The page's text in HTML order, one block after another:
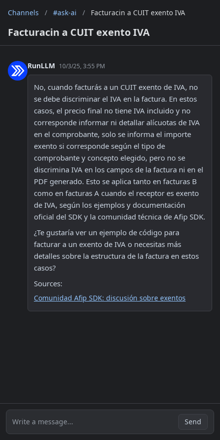
Channels / #ask-ai / Facturacin a CUIT exento IVA
Facturacin a CUIT exento IVA
RunLLM 10/3/25, 3:55 PM
No, cuando facturás a un CUIT exento de IVA, no
se debe discriminar el IVA en la factura. En estos
casos, el precio final no tiene IVA incluido y no
corresponde informar ni detallar alícuotas de IVA
en el comprobante, solo se informa el importe
exento si corresponde según el tipo de
comprobante y concepto elegido, pero no se
discrimina IVA en los campos de la factura ni en el
PDF generado. Esto se aplica tanto en facturas B
como en facturas A cuando el receptor es exento
de IVA, según los ejemplos y documentación
oficial del SDK y la comunidad técnica de Afip SDK.
¿Te gustaría ver un ejemplo de código para
facturar a un exento de IVA o necesitas más
detalles sobre la estructura de la factura en estos
casos?
Sources:
Comunidad Afip SDK: discusión sobre exentos
Write a message... Send